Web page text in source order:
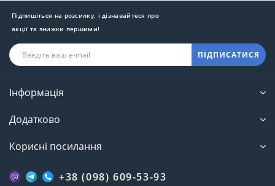
Підпишіться на розсилку, і дізнавайтеся про
акції та знижки першими!
ПІДПИСАТИСЯ
Інформація
Додатково
Корисні посилання
+38 (098) 609-53-93